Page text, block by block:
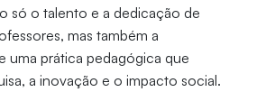
só o talento e a dedicação de
mas também a
uma prática pedagógica que
a inovação e o impacto social.